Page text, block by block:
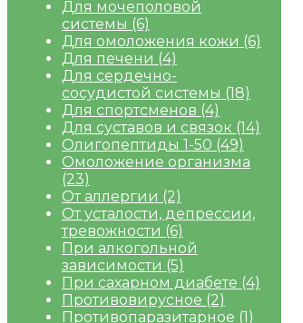
Для мочеполовой
системы (6)
Для омоложения кожи (6)
Для печени (4)
Для сердечно-
сосудистой системы (18)
Для спортсменов (4)
Для суставов и связок (14)
Олигопептиды 1-50 (49)
Омоложение организма
(23)
От аллергии (2)
От усталости, депрессии,
тревожности (6)
При алкогольной
зависимости (5)
При сахарном диабете (4)
Противовирусное (2)
Противопаразитарное (1)